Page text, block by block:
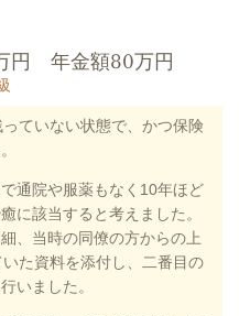
円 年金額80万円
ていない状態で、かつ保険
通院や服薬もなく10年ほど
に該当すると考えました。
、当時の同僚の方からの上
た資料を添付し、二番目の
いました。